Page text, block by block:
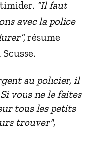
“Il faut
avec la police
résume
au policier, il
vous ne le faites
tous les petits
trouver",